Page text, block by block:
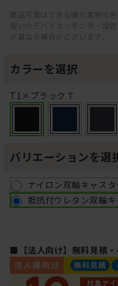
商品写真はできる限り実物の
使いのデバイス・モニター設
が異なる場合がございます。
カラーを選択
T1×ブラックＴ
バリエーションを選
ナイロン双輪キャスタ
抵抗付ウレタン双輪
■【法人向け】無料見積